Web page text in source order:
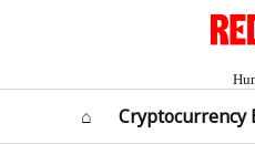
⌂ Cryptocurrency